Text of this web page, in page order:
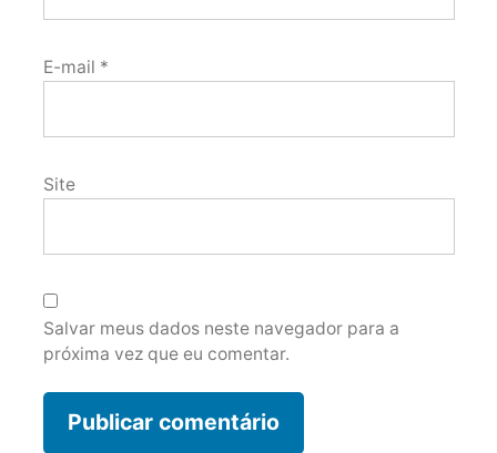
E-mail *
Site
Salvar meus dados neste navegador para a
próxima vez que eu comentar.